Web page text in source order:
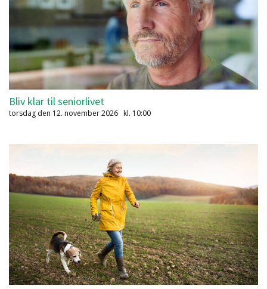
Bliv klar til seniorlivet
torsdag den 12. november 2026 kl. 10:00